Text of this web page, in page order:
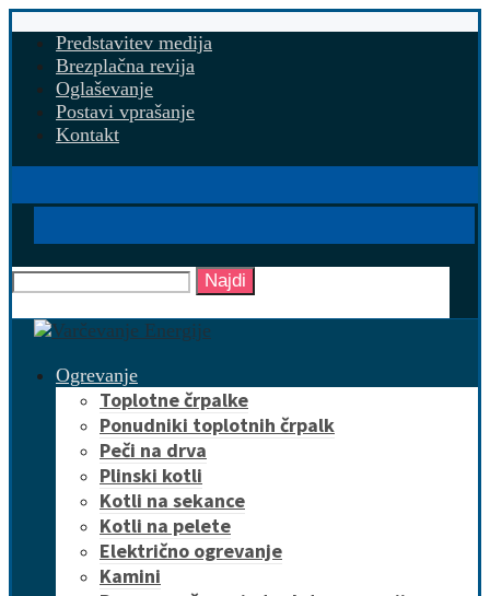
Predstavitev medija
Brezplačna revija
Oglaševanje
Postavi vprašanje
Kontakt
Najdi
Ogrevanje
Toplotne črpalke
Ponudniki toplotnih črpalk
Peči na drva
Plinski kotli
Kotli na sekance
Kotli na pelete
Električno ogrevanje
Kamini